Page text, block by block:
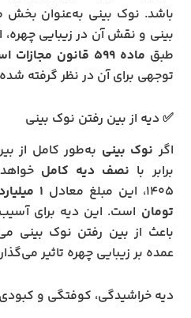
باشد. نوک بینی به‌عنوان بخش
بینی و نقش آن در زیبایی چهره،
طبق ماده ۵۹۹ قانون مجازات اسلامی
توجهی برای آن در نظر گرفته
✅ دیه از بین رفتن نوک بینی
اگر نوک بینی به‌طور کامل از
برابر با نصف دیه کامل
۱۴۰۵، این مبلغ معادل
تومان است. این دیه برای
باعث از بین رفتن نوک بینی
عمده بر زیبایی چهره تاثیر
دیه خراشیدگی، کوفتگی و